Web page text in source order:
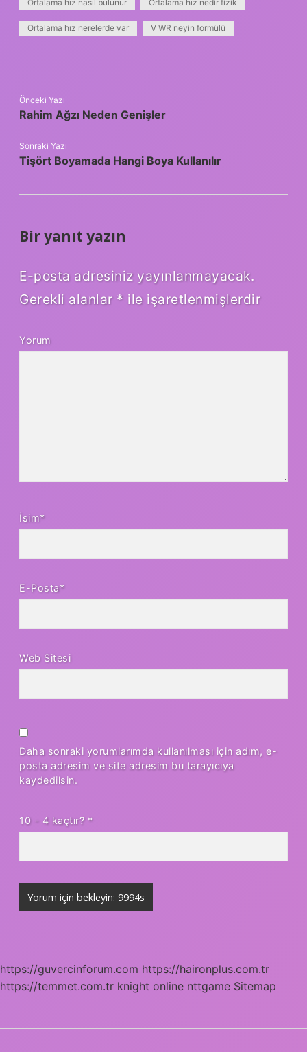
Ortalama hız nasıl bulunur Ortalama hız nedir fizik
Ortalama hız nerelerde var V WR neyin formülü
Önceki Yazı
Rahim Ağzı Neden Genişler
Sonraki Yazı
Tişört Boyamada Hangi Boya Kullanılır
Bir yanıt yazın
E-posta adresiniz yayınlanmayacak.
Gerekli alanlar * ile işaretlenmişlerdir
Yorum
İsim*
E-Posta*
Web Sitesi
Daha sonraki yorumlarımda kullanılması için adım, e-
posta adresim ve site adresim bu tarayıcıya
kaydedilsin.
10 - 4 kaçtır? *
https://guvercinforum.com https://haironplus.com.tr
https://temmet.com.tr knight online nttgame Sitemap